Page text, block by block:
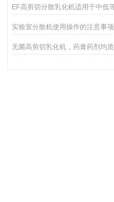
实验室分散机使用操作的注意事项